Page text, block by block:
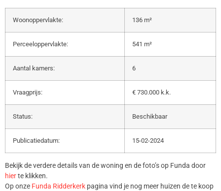
Woonoppervlakte: 136 m²
Perceeloppervlakte: 541 m²
Aantal kamers: 6
Vraagprijs: € 730.000 k.k.
Status: Beschikbaar
Publicatiedatum: 15-02-2024
Bekijk de verdere details van de woning en de foto’s op Funda door
hierte klikken.
Op onze Funda Ridderkerk pagina vind je nog meer huizen de te koop